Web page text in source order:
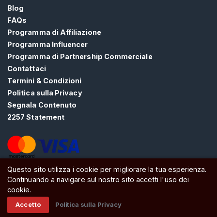
Blog
FAQs
Programma di Affiliazione
Programma Influencer
Programma di Partnership Commerciale
Contattaci
Termini & Condizioni
Politica sulla Privacy
Segnala Contenuto
2257 Statement
ATW Ltd, Essex, SS0 7EU, United Kingdom
Questo sito utilizza i cookie per migliorare la tua esperienza.
Continuando a navigare sul nostro sito accetti l'uso dei
cookie.
Accetto Politica sulla Privacy
A
I
S
>
H
o
m
e
E
s
p
l
o
r